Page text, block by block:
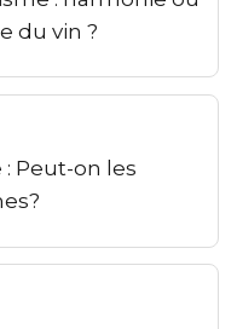
du vin ?
Peut-on les